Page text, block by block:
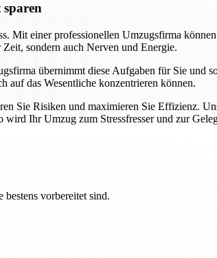
sparen
Mit einer professionellen Umzugsfirma
sondern auch Nerven und Energie.
übernimmt diese Aufgaben für Sie und
das Wesentliche konzentrieren können.
Sie Risiken und maximieren Sie Effizienz.
Ihr Umzug zum Stressfresser und zur
vorbereitet sind.